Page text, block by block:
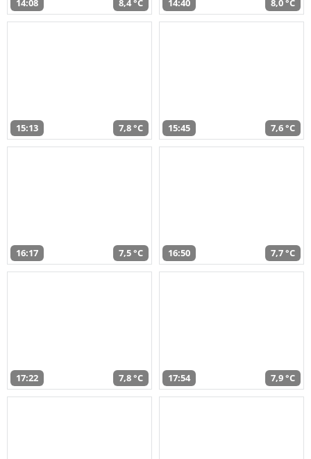
14:08 8,4 °C 14:40 8,0 °C
15:13 7,8 °C 15:45 7,6 °C
16:17 7,5 °C 16:50 7,7 °C
17:22 7,8 °C 17:54 7,9 °C